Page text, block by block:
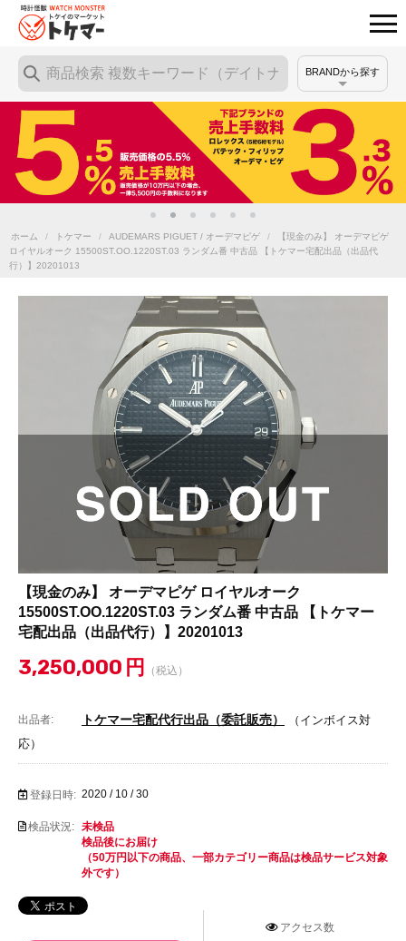
BRANDから探す
ホーム / トケマー / AUDEMARS PIGUET / オーデマピゲ /
【現金のみ】 オーデマピゲ
ロイヤルオーク 15500ST.OO.1220ST.03 ランダム番 中古品 【トケマー宅配出品（出品代
行）】20201013
【現金のみ】 オーデマピゲ ロイヤルオーク
15500ST.OO.1220ST.03 ランダム番 中古品 【トケマー
宅配出品（出品代行）】20201013
3,250,000 円 （税込）
出品者: トケマー宅配代行出品（委託販売）
（インボイス対
応）
登録日時: 2020 / 10 / 30
検品状況: 未検品
検品後にお届け
（50万円以下の商品、一部カテゴリー商品は検品サービス対象
外です）
アクセス数